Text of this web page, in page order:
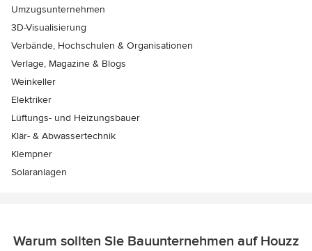
Umzugsunternehmen
3D-Visualisierung
Verbände, Hochschulen & Organisationen
Verlage, Magazine & Blogs
Weinkeller
Elektriker
Lüftungs- und Heizungsbauer
Klär- & Abwassertechnik
Klempner
Solaranlagen
Warum sollten Sie Bauunternehmen auf Houzz